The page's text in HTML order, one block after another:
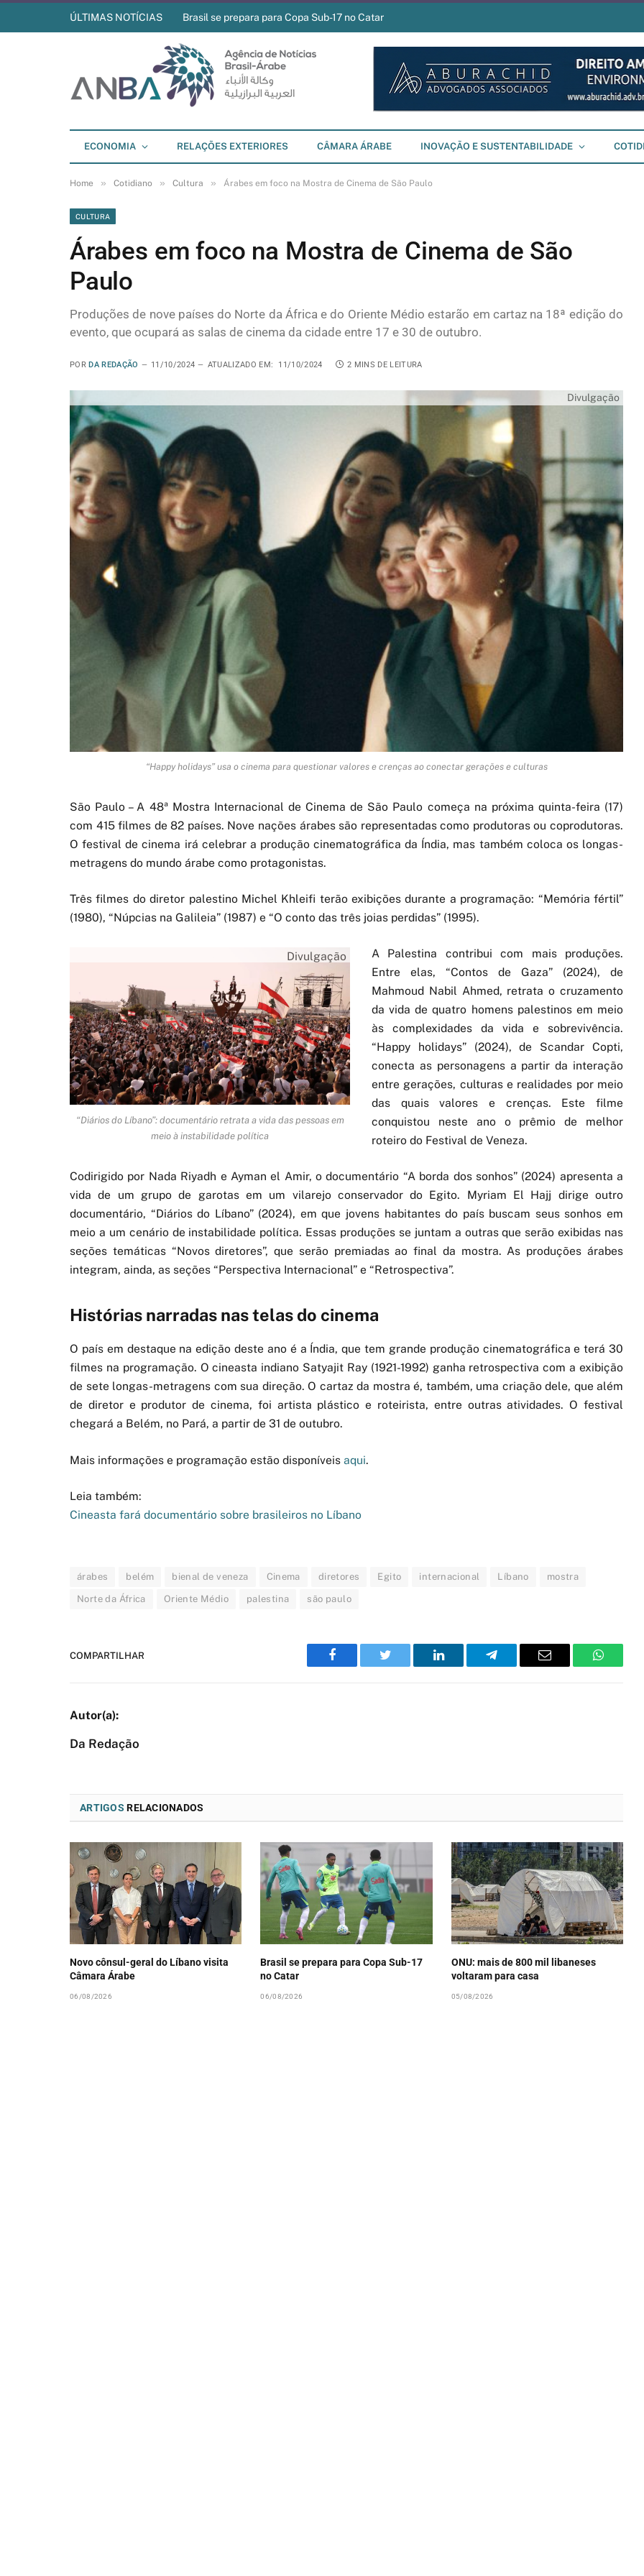
ÚLTIMAS NOTÍCIAS Brasil se prepara para Copa Sub-17 no Catar
ECONOMIA RELAÇÕES EXTERIORES CÂMARA ÁRABE INOVAÇÃO E SUSTENTABILIDADE
Home » Cotidiano » Cultura » Árabes em foco na Mostra de Cinema de São Paulo
CULTURA
Árabes em foco na Mostra de Cinema de São
Paulo
Produções de nove países do Norte da África e do Oriente Médio estarão em cartaz na 18ª edição do
evento, que ocupará as salas de cinema da cidade entre 17 e 30 de outubro.
POR DA REDAÇÃO 11/10/2024 ATUALIZADO EM: 11/10/2024 2 MINS DE LEITURA
Divulgação
“Happy holidays” usa o cinema para questionar valores e crenças ao conectar gerações e culturas
São Paulo – A 48ª Mostra Internacional de Cinema de São Paulo começa na próxima quinta-feira (17)
com 415 filmes de 82 países. Nove nações árabes são representadas como produtoras ou coprodutoras.
O festival de cinema irá celebrar a produção cinematográfica da Índia, mas também coloca os longas-
metragens do mundo árabe como protagonistas.
Três filmes do diretor palestino Michel Khleifi terão exibições durante a programação: “Memória fértil”
(1980), “Núpcias na Galileia” (1987) e “O conto das três joias perdidas” (1995).
Divulgação
“Diários do Líbano”: documentário retrata a vida das pessoas em
meio à instabilidade política
A Palestina contribui com mais produções.
Entre elas, “Contos de Gaza” (2024), de
Mahmoud Nabil Ahmed, retrata o cruzamento
da vida de quatro homens palestinos em meio
às complexidades da vida e sobrevivência.
“Happy holidays” (2024), de Scandar Copti,
conecta as personagens a partir da interação
entre gerações, culturas e realidades por meio
das quais valores e crenças. Este filme
conquistou neste ano o prêmio de melhor
roteiro do Festival de Veneza.
Codirigido por Nada Riyadh e Ayman el Amir, o documentário “A borda dos sonhos” (2024) apresenta a
vida de um grupo de garotas em um vilarejo conservador do Egito. Myriam El Hajj dirige outro
documentário, “Diários do Líbano” (2024), em que jovens habitantes do país buscam seus sonhos em
meio a um cenário de instabilidade política. Essas produções se juntam a outras que serão exibidas nas
seções temáticas “Novos diretores”, que serão premiadas ao final da mostra. As produções árabes
integram, ainda, as seções “Perspectiva Internacional” e “Retrospectiva”.
Histórias narradas nas telas do cinema
O país em destaque na edição deste ano é a Índia, que tem grande produção cinematográfica e terá 30
filmes na programação. O cineasta indiano Satyajit Ray (1921-1992) ganha retrospectiva com a exibição
de sete longas-metragens com sua direção. O cartaz da mostra é, também, uma criação dele, que além
de diretor e produtor de cinema, foi artista plástico e roteirista, entre outras atividades. O festival
chegará a Belém, no Pará, a partir de 31 de outubro.
Mais informações e programação estão disponíveis aqui.
Leia também:
Cineasta fará documentário sobre brasileiros no Líbano
árabes belém bienal de veneza Cinema diretores Egito internacional Líbano mostra
Norte da África Oriente Médio palestina são paulo
COMPARTILHAR
Facebook Twitter LinkedIn Telegram Email
Da Redação
ARTIGOS RELACIONADOS
Novo cônsul-geral do Líbano visita
Câmara Árabe
06/08/2026
Brasil se prepara para Copa Sub-17
no Catar
06/08/2026
ONU: mais de 800 mil libaneses
voltaram para casa
05/08/2026